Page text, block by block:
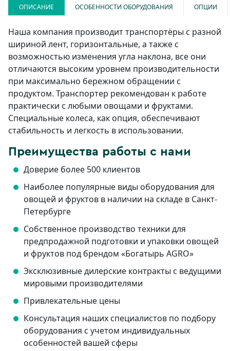
ОПИСАНИЕ ОСОБЕННОСТИ ОБОРУДОВАНИЯ ОПЦИИ
Наша компания производит транспортёры с разной
шириной лент, горизонтальные, а также с
возможностью изменения угла наклона, все они
отличаются высоким уровнем производительности
при максимально бережном обращении с
продуктом. Транспортер рекомендован к работе
практически с любыми овощами и фруктами.
Специальные колеса, как опция, обеспечивают
стабильность и легкость в использовании.
Преимущества работы с нами
Доверие более 500 клиентов
Наиболее популярные виды оборудования для
овощей и фруктов в наличии на складе в Санкт-
Петербурге
Собственное производство техники для
предпродажной подготовки и упаковки овощей
и фруктов под брендом «Богатырь AGRO»
Эксклюзивные дилерские контракты с ведущими
мировыми производителями
Привлекательные цены
Консультация наших специалистов по подбору
оборудования с учетом индивидуальных
особенностей вашей сферы